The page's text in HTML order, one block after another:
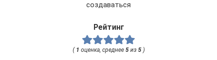
создаваться
Рейтинг
( 1 оценка, среднее 5из 5)